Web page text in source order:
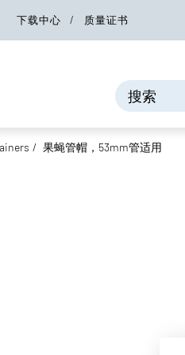
下载中心 质量证书
果蝇管帽，53mm管适用